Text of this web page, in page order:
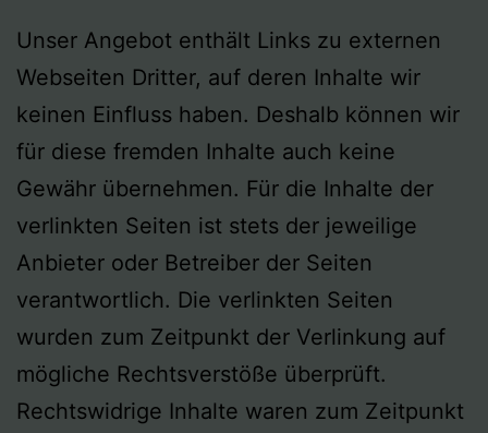
Unser Angebot enthält Links zu externen
Webseiten Dritter, auf deren Inhalte wir
keinen Einfluss haben. Deshalb können wir
für diese fremden Inhalte auch keine
Gewähr übernehmen. Für die Inhalte der
verlinkten Seiten ist stets der jeweilige
Anbieter oder Betreiber der Seiten
verantwortlich. Die verlinkten Seiten
wurden zum Zeitpunkt der Verlinkung auf
mögliche Rechtsverstöße überprüft.
Rechtswidrige Inhalte waren zum Zeitpunkt